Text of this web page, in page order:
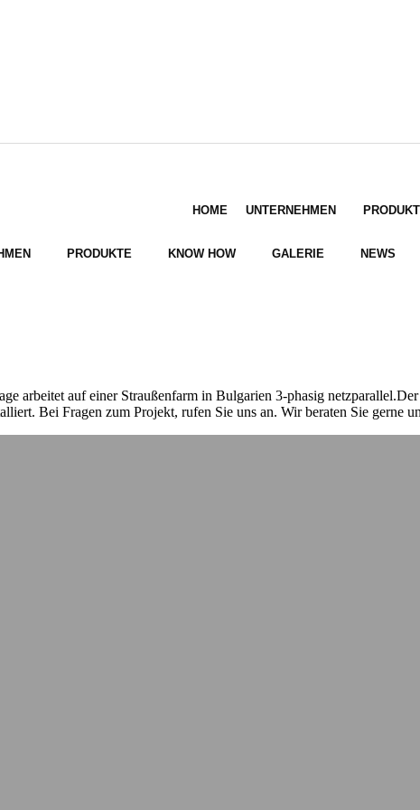
HOME UNTERNEHMEN
PRODUKTE KNOW HOW GALERIE NEWS
arbeitet auf einer Straußenfarm in Bulgarien 3-phasig
Bei Fragen zum Projekt, rufen Sie uns an. Wir beraten Sie gerne